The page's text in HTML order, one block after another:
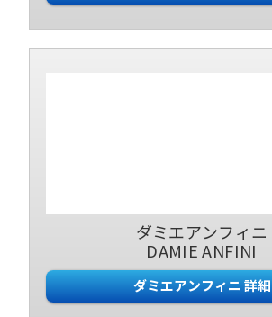
ダミエアンフィニ
DAMIE ANFINI
ダミエアンフィニ 詳細